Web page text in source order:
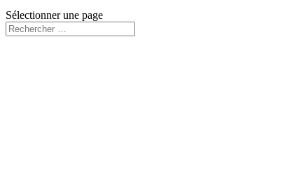
Sélectionner une page